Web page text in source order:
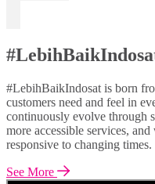
#LebihBaikIndosat is born
customers need and feel in
continuously evolve through
more accessible services,
responsive to changing times.
See More